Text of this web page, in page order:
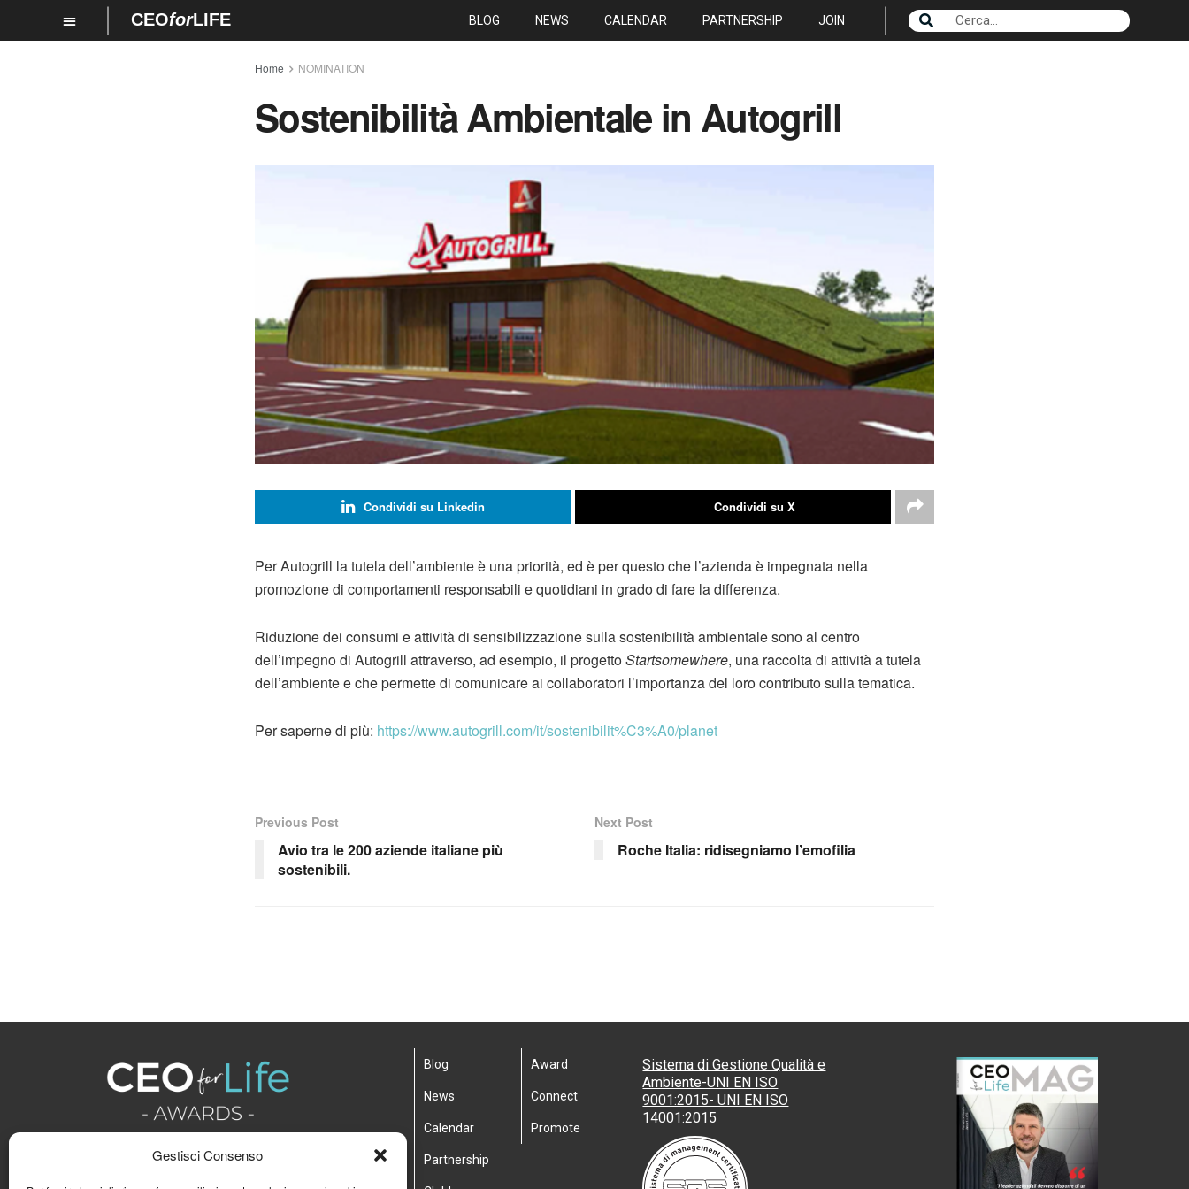
Gestisci Consenso
CEOforLIFE BLOG NEWS CALENDAR PARTNERSHIP JOIN
Home NOMINATION
Sostenibilità Ambientale in Autogrill
Condividi su Linkedin Condividi su X
Per Autogrill la tutela dell’ambiente è una priorità, ed è per questo che l’azienda è impegnata nella
promozione di comportamenti responsabili e quotidiani in grado di fare la differenza.
Riduzione dei consumi e attività di sensibilizzazione sulla sostenibilità ambientale sono al centro
dell’impegno di Autogrill attraverso, ad esempio, il progettoStartsomewhere, una raccolta di attività a tutela
dell’ambiente e che permette di comunicare ai collaboratori l’importanza del loro contributo sulla tematica.
Per saperne di più: https://www.autogrill.com/it/sostenibilit%C3%A0/planet
Previous Post
Avio tra le 200 aziende italiane più
sostenibili.
Next Post
Roche Italia: ridisegniamo l’emofilia
Blog
News
Calendar
Partnership
Award
Connect
Promote
Sistema di Gestione Qualità e
Ambiente-UNI EN ISO
9001:2015- UNI EN ISO
14001:2015